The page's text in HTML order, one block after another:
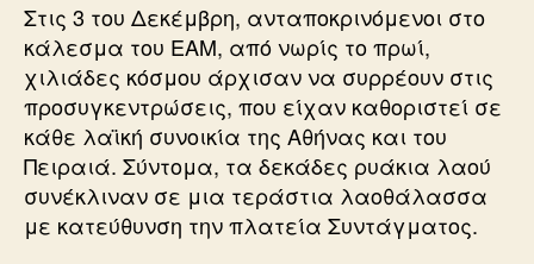
Στις 3 του Δεκέμβρη, ανταποκρινόμενοι στο
κάλεσμα του ΕΑΜ, από νωρίς το πρωί,
χιλιάδες κόσμου άρχισαν να συρρέουν στις
προσυγκεντρώσεις, που είχαν καθοριστεί σε
κάθε λαϊκή συνοικία της Αθήνας και του
Πειραιά. Σύντομα, τα δεκάδες ρυάκια λαού
συνέκλιναν σε μια τεράστια λαοθάλασσα
με κατεύθυνση την πλατεία Συντάγματος.